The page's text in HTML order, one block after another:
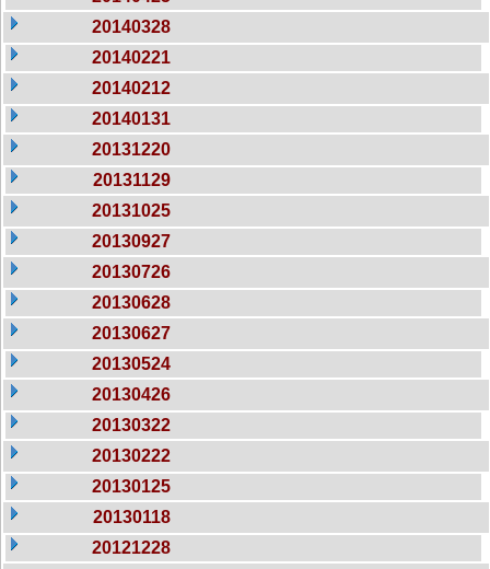
20140328
20140221
20140212
20140131
20131220
20131129
20131025
20130927
20130726
20130628
20130627
20130524
20130426
20130322
20130222
20130125
20130118
20121228